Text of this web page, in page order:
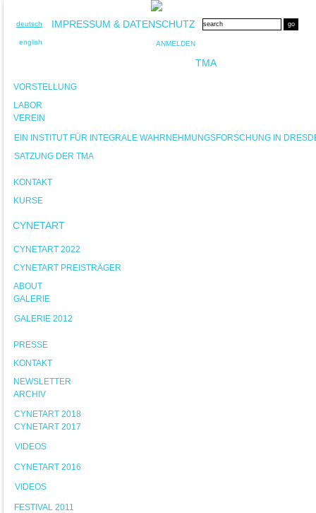
deutsch
english
IMPRESSUM & DATENSCHUTZ
ANMELDEN
TMA
VORSTELLUNG
LABOR
VEREIN
EIN INSTITUT FÜR INTEGRALE WAHRNEHMUNGSFORSCHUNG IN
SATZUNG DER TMA
KONTAKT
KURSE
CYNETART
CYNETART 2022
CYNETART PREISTRÄGER
ABOUT
GALERIE
GALERIE 2012
PRESSE
KONTAKT
NEWSLETTER
ARCHIV
CYNETART 2018
CYNETART 2017
VIDEOS
CYNETART 2016
VIDEOS
FESTIVAL 2011